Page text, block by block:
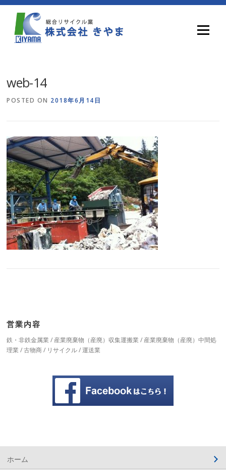
content
Menu
web-14
POSTED ON 2018年6月14日
営業内容
鉄・非鉄金属業 / 産業廃棄物（産廃）収集運搬業 / 産業廃棄物（産廃）中間処
理業 / 古物商 / リサイクル / 運送業
ホーム